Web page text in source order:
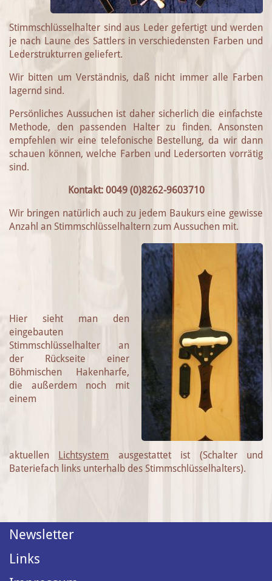
Stimmschlüsselhalter sind aus Leder gefertigt und werden
je nach Laune des Sattlers in verschiedensten Farben und
Lederstrukturren geliefert.
Wir bitten um Verständnis, daß nicht immer alle Farben
lagernd sind.
Persönliches Aussuchen ist daher sicherlich die einfachste
Methode, den passenden Halter zu finden. Ansonsten
empfehlen wir eine telefonische Bestellung, da wir dann
schauen können, welche Farben und Ledersorten vorrätig
sind.
Kontakt: 0049 (0)8262-9603710
Wir bringen natürlich auch zu jedem Baukurs eine gewisse
Anzahl an Stimmschlüsselhaltern zum Aussuchen mit.
Hier sieht man den
eingebauten
Stimmschlüsselhalter an
der Rückseite einer
Böhmischen Hakenharfe,
die außerdem noch mit
einem
aktuellen Lichtsystem ausgestattet ist (Schalter und
Bateriefach links unterhalb des Stimmschlüsselhalters).
Newsletter
Links